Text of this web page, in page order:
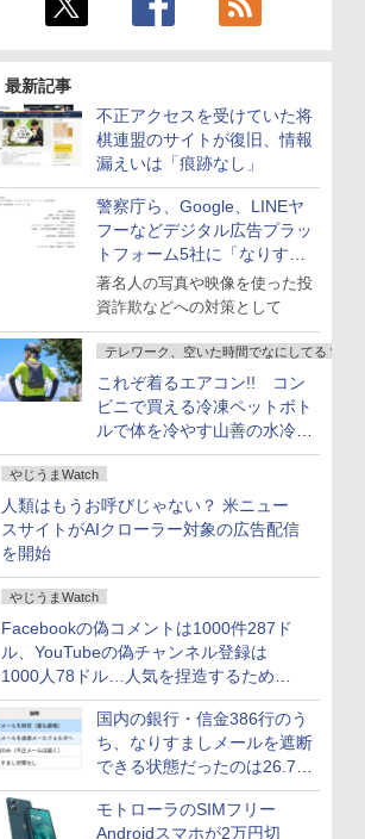
最新記事
不正アクセスを受けていた将
棋連盟のサイトが復旧、情報
漏えいは「痕跡なし」
警察庁ら、Google、LINEヤ
フーなどデジタル広告プラッ
トフォーム5社に「なりすま
し詐欺広告」対策強化を要請
著名人の写真や映像を使った投
資詐欺などへの対策として
テレワーク、空いた時間でなにしてる？
これぞ着るエアコン!! コン
ビニで買える冷凍ペットボト
ルで体を冷やす山善の水冷ベ
ストがロードバイクにちょう
どいい【ぼっち・ざ・ろー
ど！その14】
やじうまWatch
人類はもうお呼びじゃない？ 米ニュー
スサイトがAIクローラー対象の広告配信
を開始
やじうまWatch
Facebookの偽コメントは1000件287ド
ル、YouTubeの偽チャンネル登録は
1000人78ドル…人気を捏造するための
価格リストが公開中
国内の銀行・信金386行のう
ち、なりすましメールを遮断
できる状態だったのは26.7％
にとどまる～GMOブランド
セキュリティ調査
モトローラのSIMフリー
Androidスマホが2万円切